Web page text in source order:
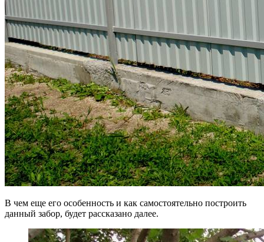
В чем еще его особенность и как самостоятельно построить
данный забор, будет рассказано далее.